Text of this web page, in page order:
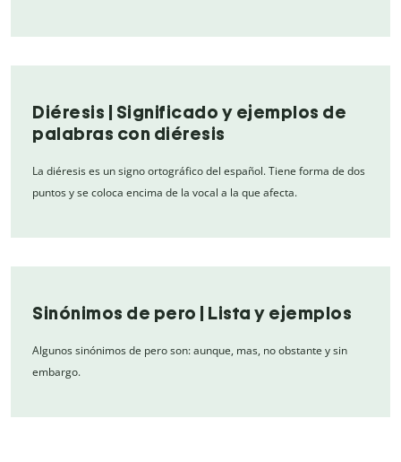
Diéresis | Significado y ejemplos de
palabras con diéresis
La diéresis es un signo ortográfico del español. Tiene forma de dos
puntos y se coloca encima de la vocal a la que afecta.
Sinónimos de pero | Lista y ejemplos
Algunos sinónimos de pero son: aunque, mas, no obstante y sin
embargo.